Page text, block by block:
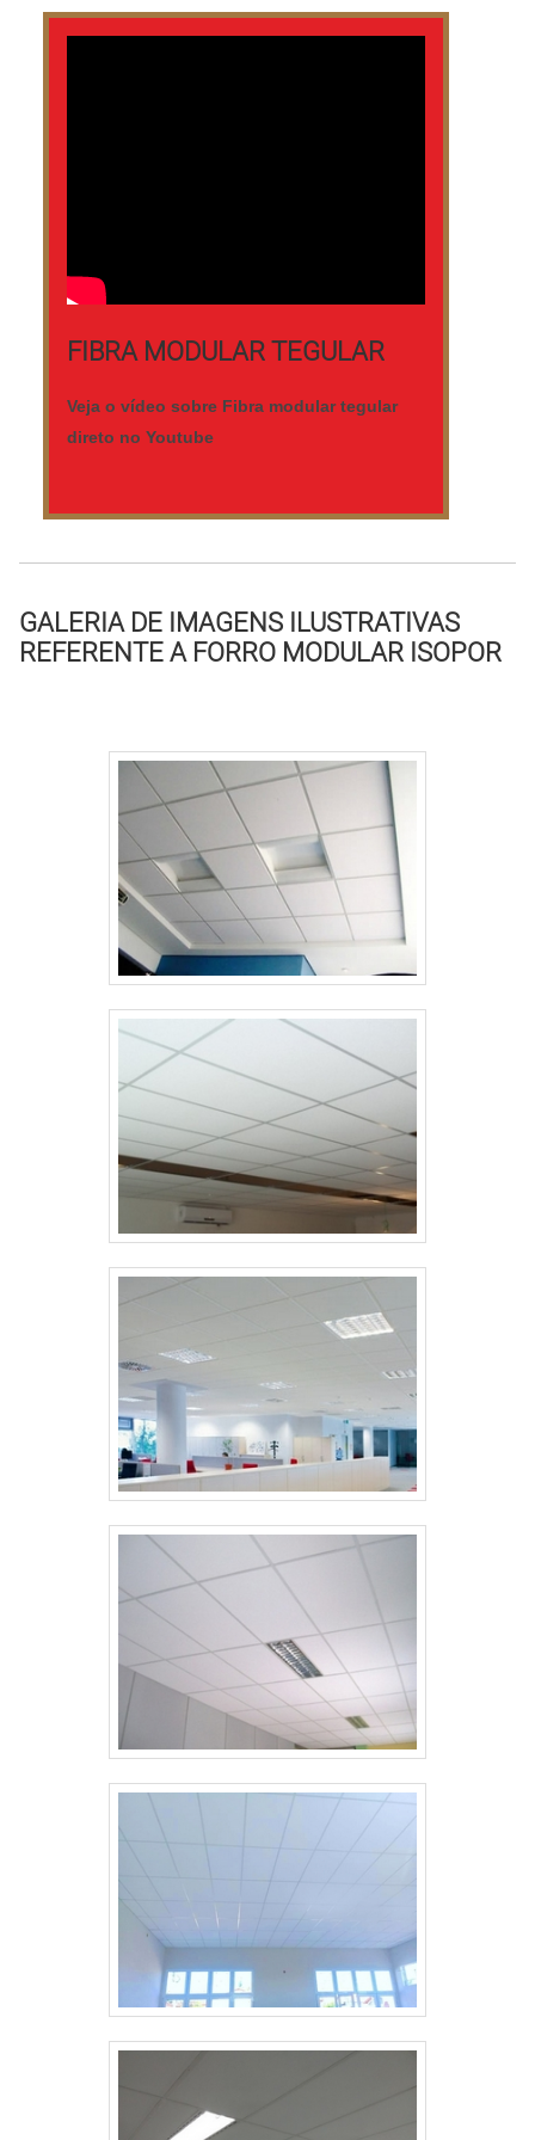
FIBRA MODULAR TEGULAR
Veja o vídeo sobre Fibra modular tegular
direto no Youtube
GALERIA DE IMAGENS ILUSTRATIVAS
REFERENTE A FORRO MODULAR ISOPOR